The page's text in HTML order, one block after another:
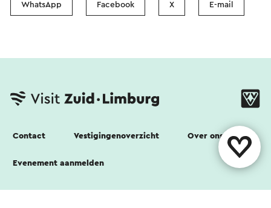
WhatsApp Facebook X E-mail
Contact Vestigingenoverzicht Over ons
Evenement aanmelden